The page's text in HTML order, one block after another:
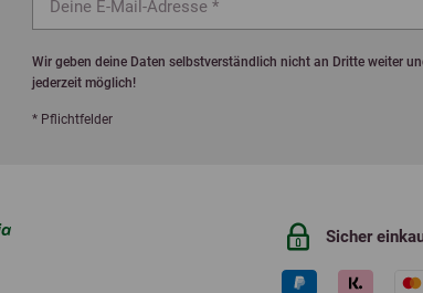
Wir geben deine Daten selbstverständlich nicht an Dritte weiter
jederzeit möglich!
* Pflichtfelder
Sicher